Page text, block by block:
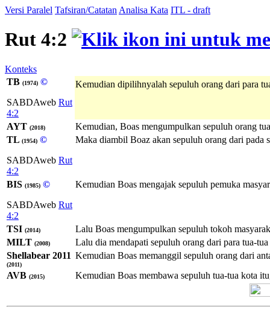
Versi Paralel Tafsiran/Catatan Analisa Kata ITL - draft
Rut 4:2
Konteks
TB (1974) ©
SABDAweb Rut
4:2
Kemudian dipilihnyalah sepuluh orang dari para
AYT (2018)
Kemudian, Boas mengumpulkan sepuluh orang
TL (1954) ©
SABDAweb Rut
4:2
Maka diambil Boaz akan sepuluh orang dari
BIS (1985) ©
SABDAweb Rut
4:2
Kemudian Boas mengajak sepuluh pemuka
TSI (2014)
Lalu Boas mengumpulkan sepuluh tokoh
MILT (2008)
Lalu dia mendapati sepuluh orang dari para tua-
Shellabear 2011
(2011)
Kemudian Boas memanggil sepuluh orang dari
AVB (2015) Kemudian Boas membawa sepuluh tua-tua kota